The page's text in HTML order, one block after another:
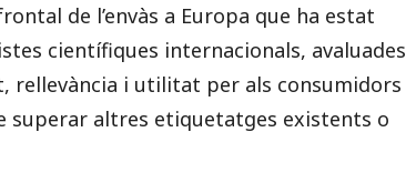
de l’envàs a Europa que ha estat
científiques internacionals, avaluades
rellevància i utilitat per als consumidors
superar altres etiquetatges existents o